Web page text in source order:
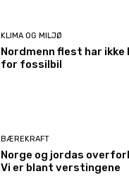
KLIMA OG MILJØ
Nordmenn flest har ikke
for fossilbil
BÆREKRAFT
Norge og jordas
Vi er blant verstingene